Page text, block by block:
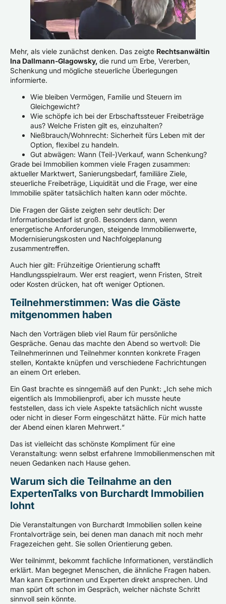
Mehr, als viele zunächst denken. Das zeigte Rechtsanwältin
Ina Dallmann-Glagowsky, die rund um Erbe, Vererben,
Schenkung und mögliche steuerliche Überlegungen
informierte.
Wie bleiben Vermögen, Familie und Steuern im
Gleichgewicht?
Wie schöpfe ich bei der Erbschaftssteuer Freibeträge
aus? Welche Fristen gilt es, einzuhalten?
Nießbrauch/Wohnrecht: Sicherheit fürs Leben mit der
Option, flexibel zu handeln.
Gut abwägen: Wann (Teil-)Verkauf, wann Schenkung?
Grade bei Immobilien kommen viele Fragen zusammen:
aktueller Marktwert, Sanierungsbedarf, familiäre Ziele,
steuerliche Freibeträge, Liquidität und die Frage, wer eine
Immobilie später tatsächlich halten kann oder möchte.
Die Fragen der Gäste zeigten sehr deutlich: Der
Informationsbedarf ist groß. Besonders dann, wenn
energetische Anforderungen, steigende Immobilienwerte,
Modernisierungskosten und Nachfolgeplanung
zusammentreffen.
Auch hier gilt: Frühzeitige Orientierung schafft
Handlungsspielraum. Wer erst reagiert, wenn Fristen, Streit
oder Kosten drücken, hat oft weniger Optionen.
Teilnehmerstimmen: Was die Gäste
mitgenommen haben
Nach den Vorträgen blieb viel Raum für persönliche
Gespräche. Genau das machte den Abend so wertvoll: Die
Teilnehmerinnen und Teilnehmer konnten konkrete Fragen
stellen, Kontakte knüpfen und verschiedene Fachrichtungen
an einem Ort erleben.
Ein Gast brachte es sinngemäß auf den Punkt: „Ich sehe mich
eigentlich als Immobilienprofi, aber ich musste heute
feststellen, dass ich viele Aspekte tatsächlich nicht wusste
oder nicht in dieser Form eingeschätzt hätte. Für mich hatte
der Abend einen klaren Mehrwert.“
Das ist vielleicht das schönste Kompliment für eine
Veranstaltung: wenn selbst erfahrene Immobilienmenschen mit
neuen Gedanken nach Hause gehen.
Warum sich die Teilnahme an den
ExpertenTalks von Burchardt Immobilien
lohnt
Die Veranstaltungen von Burchardt Immobilien sollen keine
Frontalvorträge sein, bei denen man danach mit noch mehr
Fragezeichen geht. Sie sollen Orientierung geben.
Wer teilnimmt, bekommt fachliche Informationen, verständlich
erklärt. Man begegnet Menschen, die ähnliche Fragen haben.
Man kann Expertinnen und Experten direkt ansprechen. Und
man spürt oft schon im Gespräch, welcher nächste Schritt
sinnvoll sein könnte.